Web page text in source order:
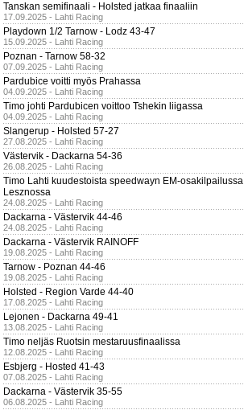
Tanskan semifinaali - Holsted jatkaa finaaliin
17.09.2025 - Lahti Racing
Playdown 1/2 Tarnow - Lodz 43-47
15.09.2025 - Lahti Racing
Poznan - Tarnow 58-32
07.09.2025 - Lahti Racing
Pardubice voitti myös Prahassa
04.09.2025 - Lahti Racing
Timo johti Pardubicen voittoo Tshekin liigassa
04.09.2025 - Lahti Racing
Slangerup - Holsted 57-27
27.08.2025 - Lahti Racing
Västervik - Dackarna 54-36
26.08.2025 - Lahti Racing
Timo Lahti kuudestoista speedwayn EM-osakilpailussa
Lesznossa
24.08.2025 - Lahti Racing
Dackarna - Västervik 44-46
24.08.2025 - Lahti Racing
Dackarna - Västervik RAINOFF
19.08.2025 - Lahti Racing
Tarnow - Poznan 44-46
19.08.2025 - Lahti Racing
Holsted - Region Varde 44-40
17.08.2025 - Lahti Racing
Lejonen - Dackarna 49-41
13.08.2025 - Lahti Racing
Timo neljäs Ruotsin mestaruusfinaalissa
12.08.2025 - Lahti Racing
Esbjerg - Hosted 41-43
07.08.2025 - Lahti Racing
Dackarna - Västervik 35-55
06.08.2025 - Lahti Racing